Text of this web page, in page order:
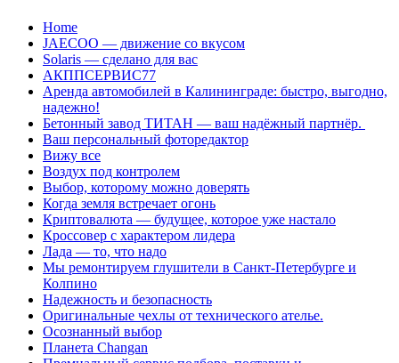
Перейти
содержанию
Home
JAECOO — движение со вкусом
Solaris — сделано для вас
АКППСЕРВИС77
Аренда автомобилей в Калининграде: быстро, выгодно,
надежно!
Бетонный завод ТИТАН — ваш надёжный партнёр.
Ваш персональный фоторедактор
Вижу все
Воздух под контролем
Выбор, которому можно доверять
Когда земля встречает огонь
Криптовалюта — будущее, которое уже настало
Кроссовер с характером лидера
Лада — то, что надо
Мы ремонтируем глушители в Санкт-Петербурге и
Колпино
Надежность и безопасность
Оригинальные чехлы от технического ателье.
Осознанный выбор
Планета Changan